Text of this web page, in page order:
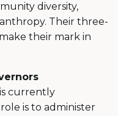
diversity,
Their three-
their mark in
currently
is to administer